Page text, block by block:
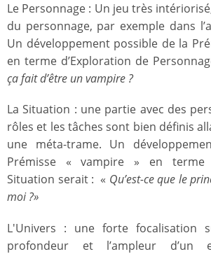
Le Personnage : Un jeu très
du personnage, par exemple dans
Un développement possible de la
en terme d’Exploration de
ça fait d’être un vampire ?
La Situation : une partie avec des
rôles et les tâches sont bien définis
une méta-trame. Un
Prémisse « vampire » en terme
Situation serait : « Qu’est-ce que le
moi ?»
L'Univers : une forte focalisation
profondeur et l’ampleur d’un